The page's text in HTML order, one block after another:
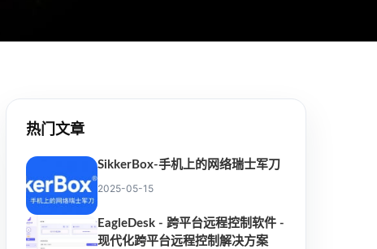
热门文章
SikkerBox-手机上的网络瑞士军刀
2025-05-15
EagleDesk - 跨平台远程控制软件 -
现代化跨平台远程控制解决方案